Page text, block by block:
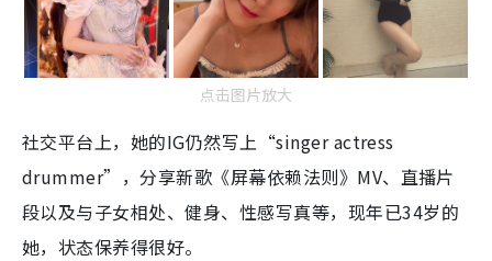
点击图片放大
社交平台上，她的IG仍然写上“singer actress
drummer”，分享新歌《屏幕依赖法则》MV、直播片
段以及与子女相处、健身、性感写真等，现年已34岁的
她，状态保养得很好。